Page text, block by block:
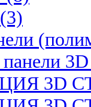
3D
3D